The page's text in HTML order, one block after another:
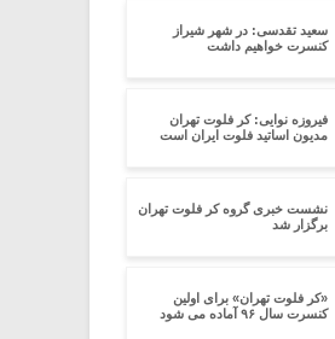
سعید تقدسی: در شهر شیراز
کنسرت خواهیم داشت
فیروزه نوایی: کر فلوت تهران
مدیون اساتید فلوت ایران است
نشست خبری گروه کر فلوت تهران
برگزار شد
«کر فلوت تهران» برای اولین
کنسرت سال ۹۶ آماده می شود